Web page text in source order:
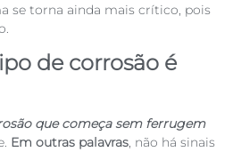
se torna ainda mais crítico, pois
de corrosão é
que começa sem ferrugem
Em outras palavras, não há sinais